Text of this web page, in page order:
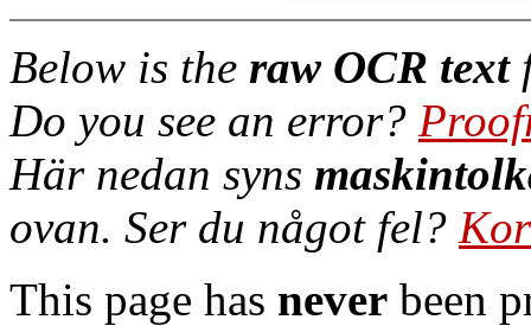
Below is the raw OCR text
Do you see an error?
Här nedan syns
ovan. Ser du något fel?
This page has never been